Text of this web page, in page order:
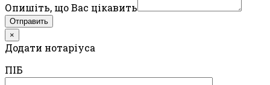
Опишіть, що Вас цікавить
Отправить
×
Додати нотаріуса
ПIБ